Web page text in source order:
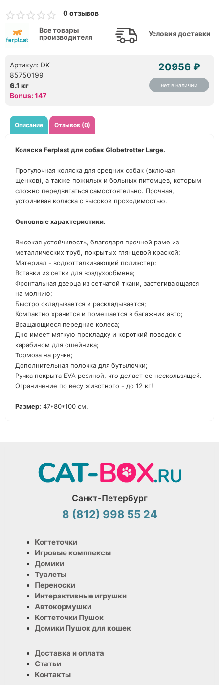
0 отзывов
Все товары
производителя
Условия доставки
Артикул: DK
85750199
6.1 кг
Bonus: 147
20956 ₽
нет в наличии
Описание Отзывов (0)
Коляска Ferplast для собак Globetrotter Large.
Прогулочная коляска для средних собак (включая
щенков), а также пожилых и больных питомцев, которым
сложно передвигаться самостоятельно. Прочная,
устойчивая коляска с высокой проходимостью.
Основные характеристики:
Высокая устойчивость, благодаря прочной раме из
металлических труб, покрытых глянцевой краской;
Материал - водоотталкивающий полиэстер;
Вставки из сетки для воздухообмена;
Фронтальная дверца из сетчатой ткани, застегивающаяся
на молнию;
Быстро складывается и раскладывается;
Компактно хранится и помещается в багажник авто;
Вращающиеся передние колеса;
Дно имеет мягкую прокладку и короткий поводок с
карабином для ошейника;
Тормоза на ручке;
Дополнительная полочка для бутылочки;
Ручка покрыта EVA резиной, что делает ее нескользящей.
Ограничение по весу животного - до 12 кг!
Размер: 47*80*100 см.
Санкт-Петербург
8 (812) 998 55 24
Когтеточки
Игровые комплексы
Домики
Туалеты
Переноски
Интерактивные игрушки
Автокормушки
Когтеточки Пушок
Домики Пушок для кошек
Доставка и оплата
Статьи
Контакты